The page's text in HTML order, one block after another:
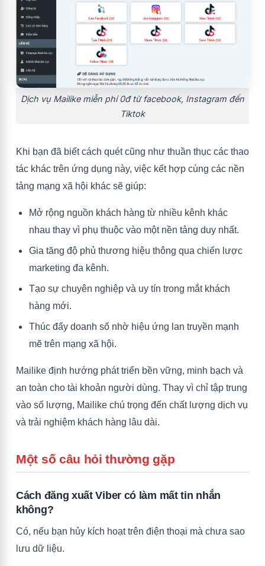
Dịch vụ Mailike miễn phí 0đ từ facebook, Instagram đến
Tiktok
Khi bạn đã biết cách quét cũng như thuần thục các thao
tác khác trên ứng dụng này, việc kết hợp cùng các nền
tảng mạng xã hội khác sẽ giúp:
Mở rộng nguồn khách hàng từ nhiều kênh khác
nhau thay vì phụ thuộc vào một nền tảng duy nhất.
Gia tăng độ phủ thương hiệu thông qua chiến lược
marketing đa kênh.
Tạo sự chuyên nghiệp và uy tín trong mắt khách
hàng mới.
Thúc đẩy doanh số nhờ hiệu ứng lan truyền mạnh
mẽ trên mạng xã hội.
Mailike định hướng phát triển bền vững, minh bạch và
an toàn cho tài khoản người dùng. Thay vì chỉ tập trung
vào số lượng, Mailike chú trọng đến chất lượng dịch vụ
và trải nghiệm khách hàng lâu dài.
Một số câu hỏi thường gặp
Cách đăng xuất Viber có làm mất tin nhắn
không?
Có, nếu bạn hủy kích hoạt trên điện thoại mà chưa sao
lưu dữ liệu.